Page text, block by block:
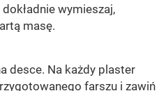
wymieszaj,
masę.
desce. Na każdy plaster
farszu i zawiń